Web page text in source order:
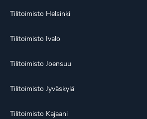
Tilitoimisto Helsinki
Tilitoimisto Ivalo
Tilitoimisto Joensuu
Tilitoimisto Jyväskylä
Tilitoimisto Kajaani